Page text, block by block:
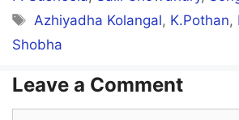
Poo vannam Pola nenjaehae!
aehae…
Aa.. haahaa…
Aa.. haahaa…
Tags
Azhiyadha Kolangal, K.Pothan,
Shobha
Leave a Comment